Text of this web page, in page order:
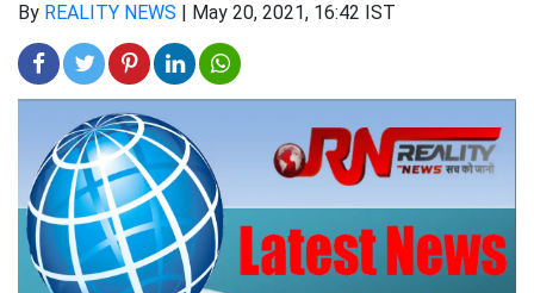
By REALITY NEWS | May 20, 2021, 16:42 IST